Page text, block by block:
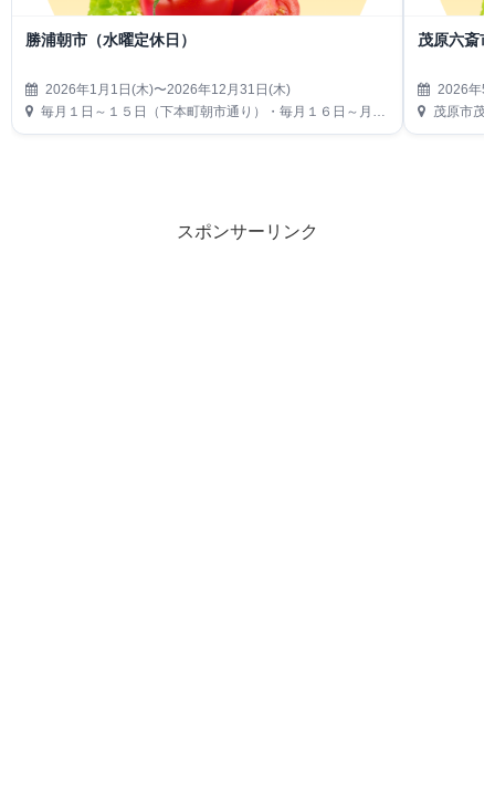
勝浦朝市（水曜定休日）
2026年1月1日(木)〜2026年12月31日(木)
毎月１日～１５日（下本町朝市通り）・毎月１６日～月末（仲本町朝市通り）
茂原六斎市
2026年5
茂原市茂
スポンサーリンク